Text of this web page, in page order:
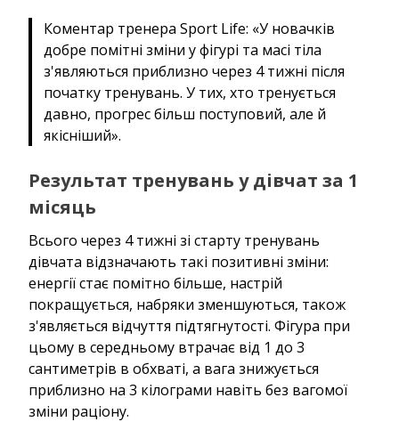
Коментар тренера Sport Life: «У новачків
добре помітні зміни у фігурі та масі тіла
з'являються приблизно через 4 тижні після
початку тренувань. У тих, хто тренується
давно, прогрес більш поступовий, але й
якісніший».
Результат тренувань у дівчат за 1
місяць
Всього через 4 тижні зі старту тренувань
дівчата відзначають такі позитивні зміни:
енергії стає помітно більше, настрій
покращується, набряки зменшуються, також
з'являється відчуття підтягнутості. Фігура при
цьому в середньому втрачає від 1 до 3
сантиметрів в обхваті, а вага знижується
приблизно на 3 кілограми навіть без вагомої
зміни раціону.